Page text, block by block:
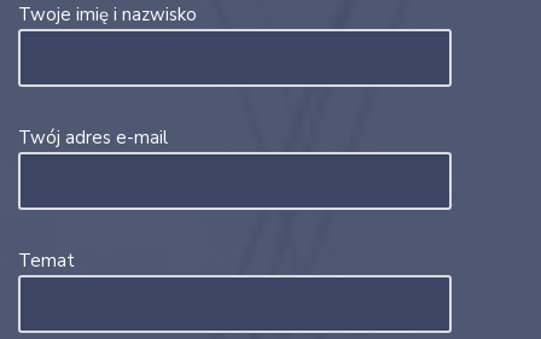
Twoje imię i nazwisko
Twój adres e-mail
Temat